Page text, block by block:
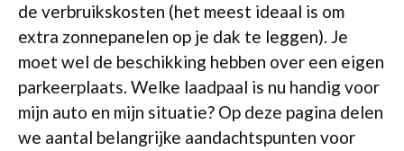
de verbruikskosten (het meest ideaal is om
extra zonnepanelen op je dak te leggen). Je
moet wel de beschikking hebben over een eigen
parkeerplaats. Welke laadpaal is nu handig voor
mijn auto en mijn situatie? Op deze pagina delen
we aantal belangrijke aandachtspunten voor